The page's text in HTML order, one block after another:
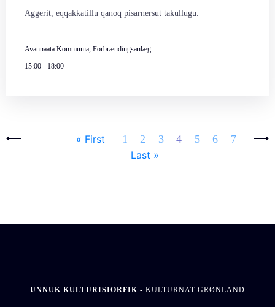
Aggerit, eqqakkatillu qanoq pisarnersut takullugu.
Avannaata Kommunia, Forbrændingsanlæg
15:00 - 18:00
Pages « First
‹ previous 1 2 3 4 5 6 7
Next ›
Last »
UNNUK KULTURISIORFIK - KULTURNAT GRØNLAND